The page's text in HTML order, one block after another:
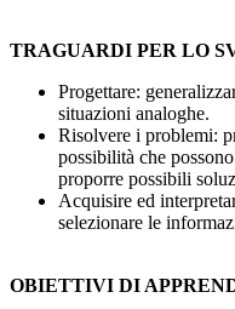
TRAGUARDI PER LO
Progettare:
situazioni analoghe.
Risolvere i problemi:
possibilità che
proporre possibili
Acquisire ed
selezionare le
OBIETTIVI DI